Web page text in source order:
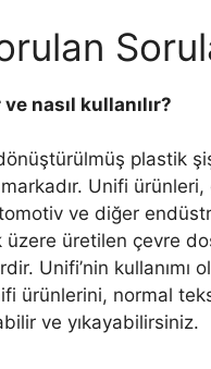
nasıl kullanılır?
plastik
Unifi ürünleri,
ve diğer
üzere üretilen çevre
Unifi’nin kullanımı
ürünlerini, normal
ve yıkayabilirsiniz.